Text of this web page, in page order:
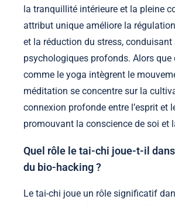
la tranquillité intérieure et la pleine
attribut unique améliore la
et la réduction du stress, conduisant
psychologiques profonds. Alors que
comme le yoga intègrent le
méditation se concentre sur la
connexion profonde entre l’esprit et
promouvant la conscience de soi et
Quel rôle le tai-chi joue-t-il
du bio-hacking ?
Le tai-chi joue un rôle significatif